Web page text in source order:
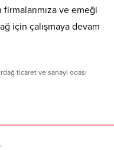
firmalarımıza ve emeği
için çalışmaya devam
ticaret ve sanayi odası
.